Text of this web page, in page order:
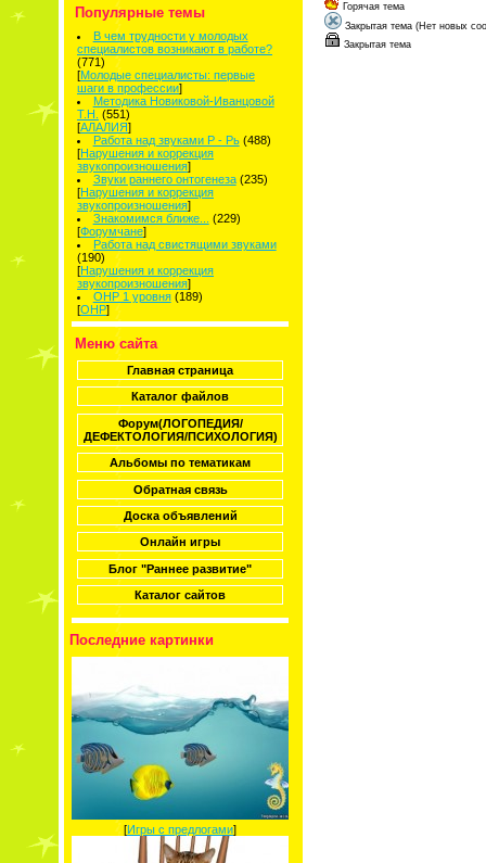
Популярные темы
В чем трудности у молодых
специалистов возникают в работе?
(771)
[Молодые специалисты: первые
шаги в профессии]
Методика Новиковой-Иванцовой
Т.Н. (551)
[АЛАЛИЯ]
Работа над звуками Р - Рь (488)
[Нарушения и коррекция
звукопроизношения]
Звуки раннего онтогенеза (235)
[Нарушения и коррекция
звукопроизношения]
Знакомимся ближе...
(229)
[Форумчане]
Работа над свистящими звуками
(190)
[Нарушения и коррекция
звукопроизношения]
ОНР 1 уровня (189)
[ОНР]
Меню сайта
Главная страница
Каталог файлов
Форум(ЛОГОПЕДИЯ/
ДЕФЕКТОЛОГИЯ/ПСИХОЛОГИЯ)
Альбомы по тематикам
Обратная связь
Доска объявлений
Онлайн игры
Блог "Раннее развитие"
Каталог сайтов
Последние картинки
[Игры с предлогами]
Горячая тема
Закрытая тема (Нет новых
Закрытая тема